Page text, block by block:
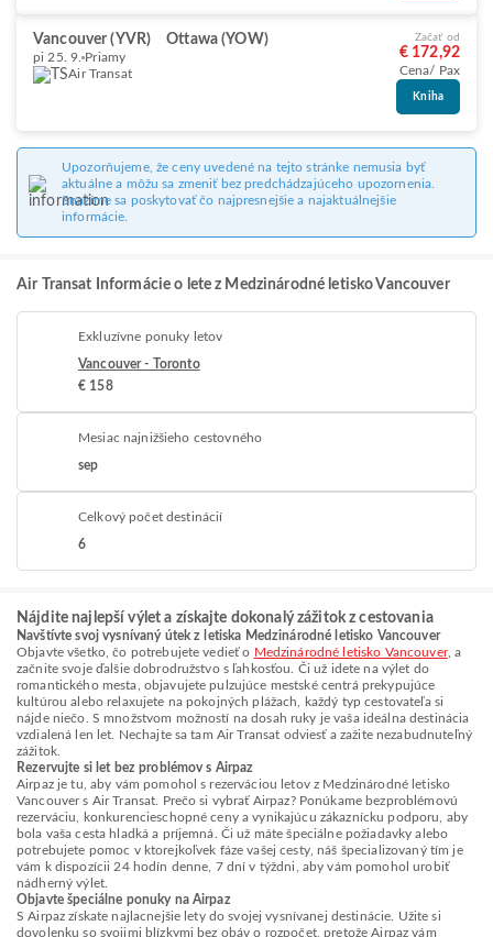
Vancouver (YVR) Ottawa (YOW)
pi 25. 9. Priamy
Air Transat
Začať od
€ 172,92
Cena/ Pax
Kniha
Upozorňujeme, že ceny uvedené na tejto stránke nemusia byť
aktuálne a môžu sa zmeniť bez predchádzajúceho upozornenia.
Snažíme sa poskytovať čo najpresnejšie a najaktuálnejšie
informácie.
Air Transat Informácie o lete z Medzinárodné letisko Vancouver
Exkluzívne ponuky letov
Vancouver - Toronto
€ 158
Mesiac najnižšieho cestovného
sep
Celkový počet destinácií
6
Nájdite najlepší výlet a získajte dokonalý zážitok z cestovania
Navštívte svoj vysnívaný útek z letiska Medzinárodné letisko Vancouver
Objavte všetko, čo potrebujete vedieť o Medzinárodné letisko Vancouver, a
začnite svoje ďalšie dobrodružstvo s ľahkosťou. Či už idete na výlet do
romantického mesta, objavujete pulzujúce mestské centrá prekypujúce
kultúrou alebo relaxujete na pokojných plážach, každý typ cestovateľa si
nájde niečo. S množstvom možností na dosah ruky je vaša ideálna destinácia
vzdialená len let. Nechajte sa tam Air Transat odviesť a zažite nezabudnuteľný
zážitok.
Rezervujte si let bez problémov s Airpaz
Airpaz je tu, aby vám pomohol s rezerváciou letov z Medzinárodné letisko
Vancouver s Air Transat. Prečo si vybrať Airpaz? Ponúkame bezproblémovú
rezerváciu, konkurencieschopné ceny a vynikajúcu zákaznícku podporu, aby
bola vaša cesta hladká a príjemná. Či už máte špeciálne požiadavky alebo
potrebujete pomoc v ktorejkoľvek fáze vašej cesty, náš špecializovaný tím je
vám k dispozícii 24 hodín denne, 7 dní v týždni, aby vám pomohol urobiť
nádherný výlet.
Objavte špeciálne ponuky na Airpaz
S Airpaz získate najlacnejšie lety do svojej vysnívanej destinácie. Užite si
dovolenku so svojimi blízkymi bez obáv o rozpočet, pretože Airpaz vám